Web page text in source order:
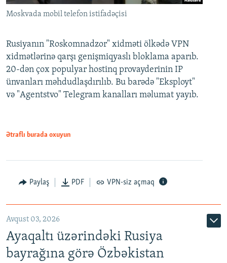
Moskvada mobil telefon istifadəçisi
Rusiyanın "Roskomnadzor" xidməti ölkədə VPN
xidmətlərinə qarşı genişmiqyaslı bloklama aparıb.
20-dən çox populyar hostinq provayderinin IP
ünvanları məhdudlaşdırılıb. Bu barədə "Eksployt"
və "Agentstvo" Telegram kanalları məlumat yayıb.
Ətraflı burada oxuyun
Paylaş PDF VPN-siz açmaq
Avqust 03, 2026
Ayaqaltı üzərindəki Rusiya
bayrağına görə Özbəkistan